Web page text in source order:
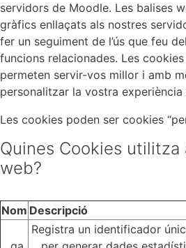
servidors de Moodle. Les balises
gràfics enllaçats als nostres
fer un seguiment de l’ús que feu
funcions relacionades. Les
permeten servir-vos millor i amb
personalitzar la vostra
Les cookies poden ser cookies
Quines Cookies utilitza
web?
Nom Descripció
Registra un identificador